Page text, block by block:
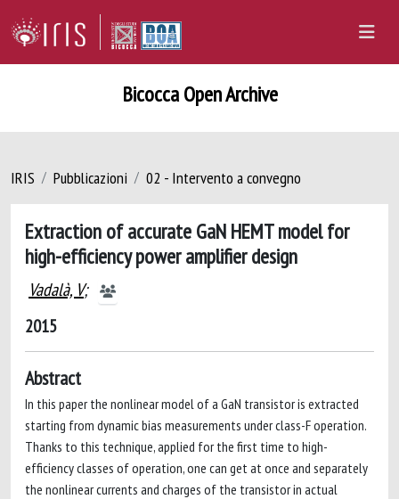
Bicocca Open Archive
IRIS Pubblicazioni 02 - Intervento a convegno
Extraction of accurate GaN HEMT model for
high-efficiency power amplifier design
Vadalà, V;
2015
Abstract
In this paper the nonlinear model of a GaN transistor is extracted
starting from dynamic bias measurements under class-F operation.
Thanks to this technique, applied for the first time to high-
efficiency classes of operation, one can get at once and separately
the nonlinear currents and charges of the transistor in actual